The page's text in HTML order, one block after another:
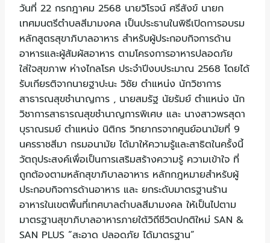
วันที่ 22 กรกฎาคม 2568 นายวิโรจน์ ศรีสังข์ นายก
เทศมนตรีตำบลสีมามงคล เป็นประธานในพิธีเปิดการอบรม
หลักสูตรสุขาภิบาลอาหาร สำหรับผู้ประกอบกิจการด้าน
อาหารและผู้สัมผัสอาหาร ตามโครงการอาหารปลอดภัย
ใส่ใจสุขภาพ ห่างไกลโรค ประจำปีงบประมาณ 2568 โดยได้
รับเกียรติจากนายฐาปะนะ วิชัย ตำแหน่ง นักวิชาการ
สาธารณสุขชำนาญการ , นายสมรัฐ นัยรัมย์ ตำแหน่ง นัก
วิชาการสาธารณสุขชำนาญการพิเศษ และ นางสาวพรสุดา
บุราณรมย์ ตำแหน่ง นิติกร วิทยากรจากศูนย์อนามัยที่ 9
นครราชสีมา กรมอนามัย ได้มาให้ความรู้และสาธิตในครั้งนี้
วัตถุประสงค์เพื่อเป็นการเสริมสร้างความรู้ ความเข้าใจ ที่
ถูกต้องตามหลักสุขาภิบาลอาหาร หลักกฎหมายสำหรับผู้
ประกอบกิจการด้านอาหาร และ ยกระดับมาตรฐานร้าน
อาหารในเขตพื้นที่เทศบาลตำบลสีมามงคล ให้เป็นไปตาม
มาตรฐานสุขาภิบาลอาหารภายใต้วิถีชีวิตปกติใหม่ SAN &
SAN PLUS “สะอาด ปลอดภัย ได้มาตรฐาน”